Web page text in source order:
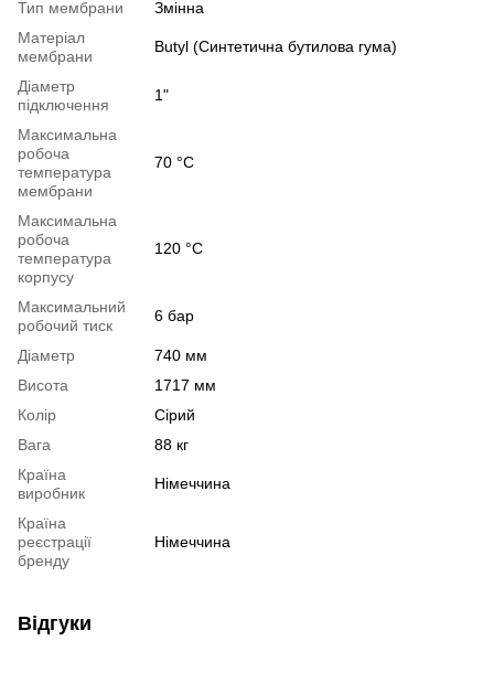
Тип мембрани
Змінна
Матеріал
мембрани
Butyl (Синтетична бутилова гума)
Діаметр
підключення
1"
Максимальна
робоча
температура
мембрани
70 °C
Максимальна
робоча
температура
корпусу
120 °C
Максимальний
робочий тиск
6 бар
Діаметр
740 мм
Висота
1717 мм
Колір
Сірий
Вага
88 кг
Країна
виробник
Німеччина
Країна
реєстрації
бренду
Німеччина
Відгуки